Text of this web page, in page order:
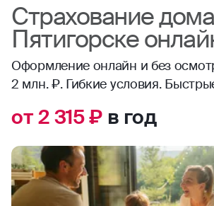
Страхование
Пятигорске
Оформление онлайн и без
2 млн. ₽. Гибкие условия.
от 2 315 ₽ в год